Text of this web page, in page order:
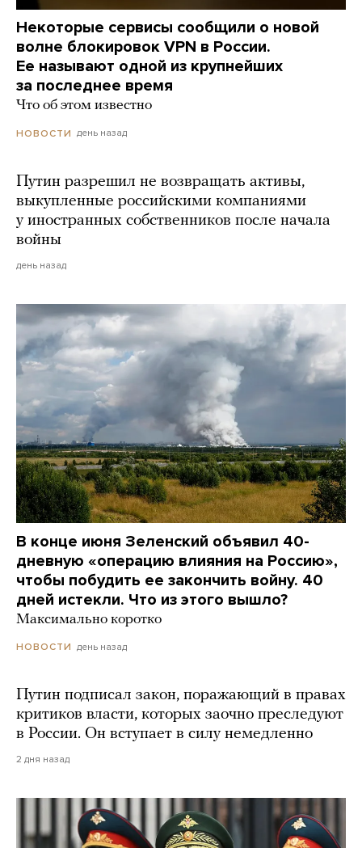
Некоторые сервисы сообщили о новой
волне блокировок VPN в России.
Ее называют одной из крупнейших
за последнее время
Что об этом известно
НОВОСТИ день назад
Путин разрешил не возвращать активы,
выкупленные российскими компаниями
у иностранных собственников после начала
войны
день назад
В конце июня Зеленский объявил 40-
дневную «операцию влияния на Россию»,
чтобы побудить ее закончить войну. 40
дней истекли. Что из этого вышло?
Максимально коротко
НОВОСТИ день назад
Путин подписал закон, поражающий в правах
критиков власти, которых заочно преследуют
в России. Он вступает в силу немедленно
2 дня назад